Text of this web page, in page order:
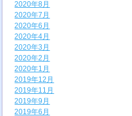
2020年8月
2020年7月
2020年6月
2020年4月
2020年3月
2020年2月
2020年1月
2019年12月
2019年11月
2019年9月
2019年6月